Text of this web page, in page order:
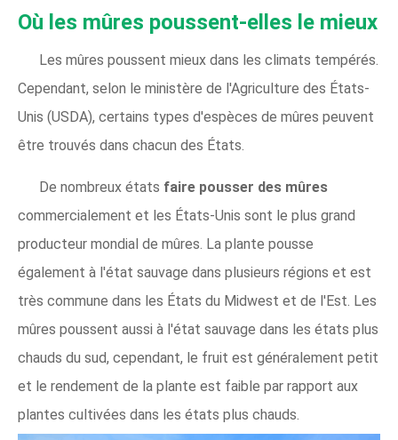
Où les mûres poussent-elles le mieux
Les mûres poussent mieux dans les climats tempérés.
Cependant, selon le ministère de l'Agriculture des États-
Unis (USDA), certains types d'espèces de mûres peuvent
être trouvés dans chacun des États.
De nombreux états faire pousser des mûres
commercialement et les États-Unis sont le plus grand
producteur mondial de mûres. La plante pousse
également à l'état sauvage dans plusieurs régions et est
très commune dans les États du Midwest et de l'Est. Les
mûres poussent aussi à l'état sauvage dans les états plus
chauds du sud, cependant, le fruit est généralement petit
et le rendement de la plante est faible par rapport aux
plantes cultivées dans les états plus chauds.